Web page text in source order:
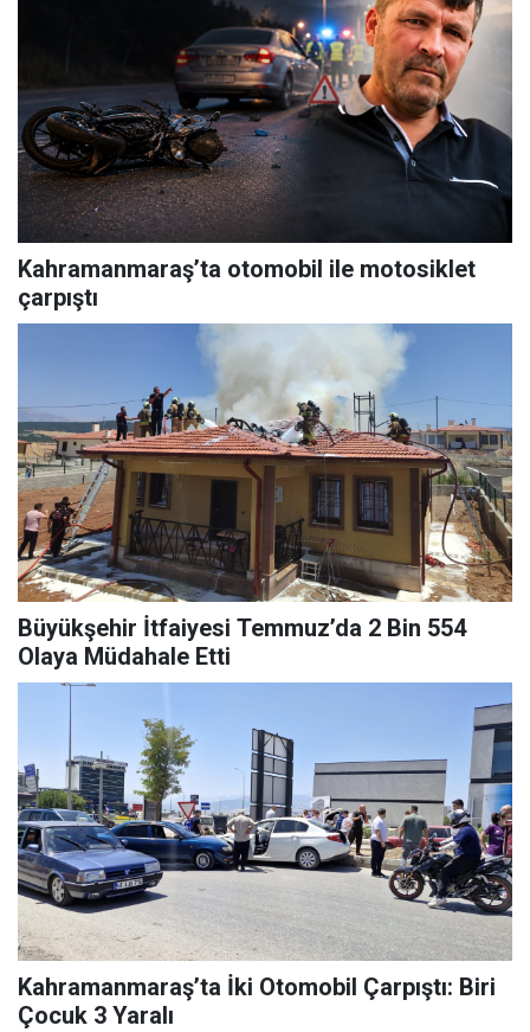
Kahramanmaraş’ta otomobil ile motosiklet
çarpıştı
Büyükşehir İtfaiyesi Temmuz’da 2 Bin 554
Olaya Müdahale Etti
Kahramanmaraş’ta İki Otomobil Çarpıştı: Biri
Çocuk 3 Yaralı